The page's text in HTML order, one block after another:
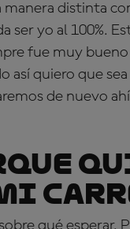
distinta
ser yo al 100%.
fue muy
así quiero que
de nuevo
qué esperar.